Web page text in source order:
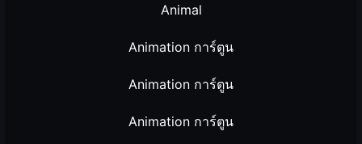
Animal
Animation การ์ตูน
Animation การ์ตูน
Animation การ์ตูน